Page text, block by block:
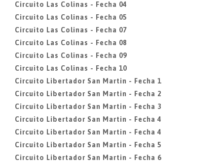
Circuito Las Colinas - Fecha 04
Circuito Las Colinas - Fecha 05
Circuito Las Colinas - Fecha 07
Circuito Las Colinas - Fecha 08
Circuito Las Colinas - Fecha 09
Circuito Las Colinas - Fecha 10
Circuito Libertador San Martin - Fecha 1
Circuito Libertador San Martin - Fecha 2
Circuito Libertador San Martin - Fecha 3
Circuito Libertador San Martin - Fecha 4
Circuito Libertador San Martin - Fecha 4
Circuito Libertador San Martin - Fecha 5
Circuito Libertador San Martin - Fecha 6